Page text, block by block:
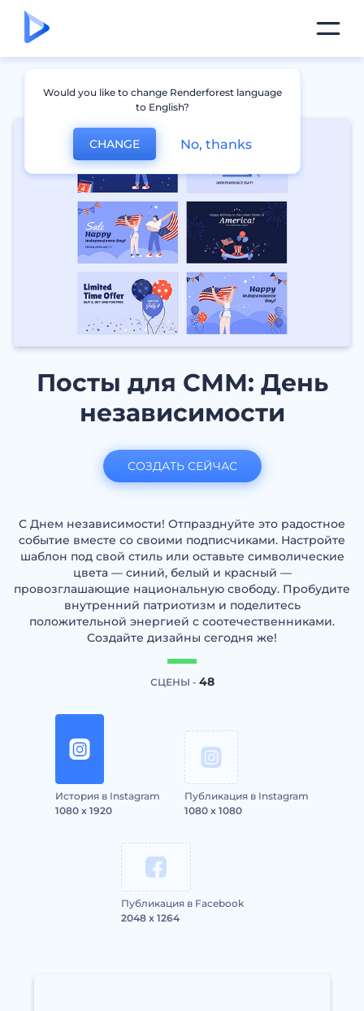
Посты для СММ: День
независимости
С Днем независимости! Отпразднуйте это радостное
событие вместе со своими подписчиками. Настройте
шаблон под свой стиль или оставьте символические
цвета — синий, белый и красный —
провозглашающие национальную свободу. Пробудите
внутренний патриотизм и поделитесь
положительной энергией с соотечественниками.
Создайте дизайны сегодня же!
СЦЕНЫ - 48
История в Instagram
1080 x 1920
Публикация в Instagram
1080 x 1080
Публикация в Facebook
2048 x 1264
СОЗДАТЬ СЕЙЧАС
Would you like to change Renderforest language
to English?
CHANGE No, thanks